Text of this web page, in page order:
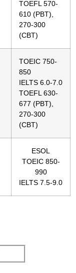
TOEFL 570-
610 (PBT),
270-300
(CBT)
TOEIC 750-
850
IELTS 6.0-7.0
TOEFL 630-
677 (PBT),
270-300
(СBT)
ESOL
TOEIC 850-
990
IELTS 7.5-9.0